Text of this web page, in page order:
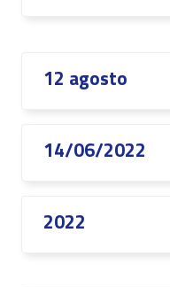
12 agosto
14/06/2022
2022